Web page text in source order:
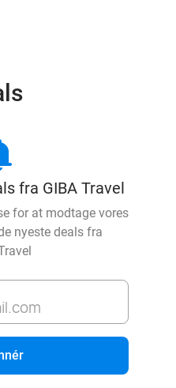
fra GIBA Travel
for at modtage vores
nyeste deals fra